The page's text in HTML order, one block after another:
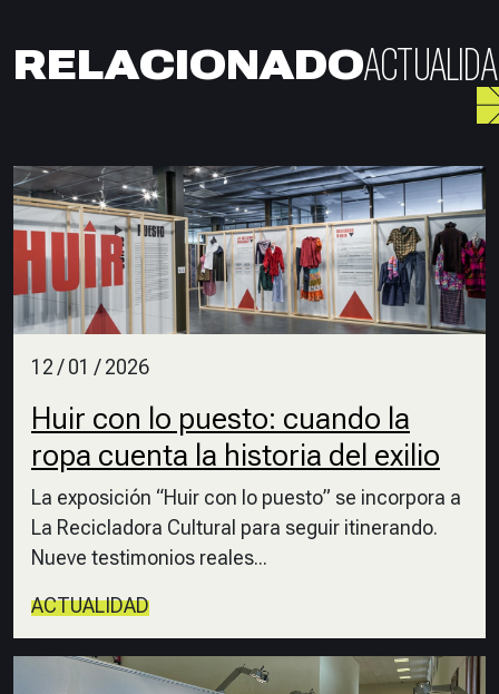
RELACIONADO
12 / 01 / 2026
Huir con lo puesto: cuando la
ropa cuenta la historia del exilio
La exposición “Huir con lo puesto” se incorpora a
La Recicladora Cultural para seguir itinerando.
Nueve testimonios reales...
ACTUALIDAD